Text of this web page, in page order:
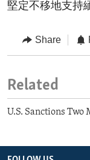
堅定不移地支持
Share
Related
U.S. Sanctions